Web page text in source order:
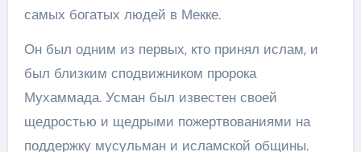
самых богатых людей в Мекке.
Он был одним из первых, кто принял ислам, и
был близким сподвижником пророка
Мухаммада. Усман был известен своей
щедростью и щедрыми пожертвованиями на
поддержку мусульман и исламской общины.